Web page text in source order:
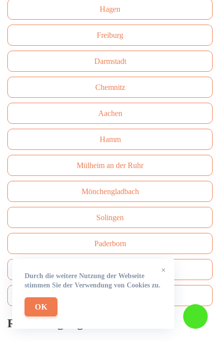
Hagen
Freiburg
Darmstadt
Сhemnitz
Aachen
Hamm
Mülheim an der Ruhr
Mönchengladbach
Solingen
Paderborn
Rohrreinigung
×
Durch die weitere Nutzung der Webseite
stimmen Sie der Verwendung von Cookies zu.
OK